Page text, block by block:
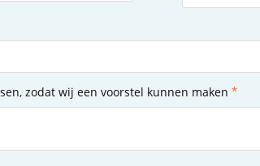
zodat wij een voorstel kunnen maken